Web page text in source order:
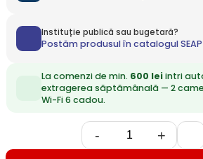
Instituție publică sau bugetară?
Postăm produsul în catalogul SEAP
La comenzi de min. 600 leiintri
extragerea săptămânală — 2
Wi-Fi 6 cadou.
- +